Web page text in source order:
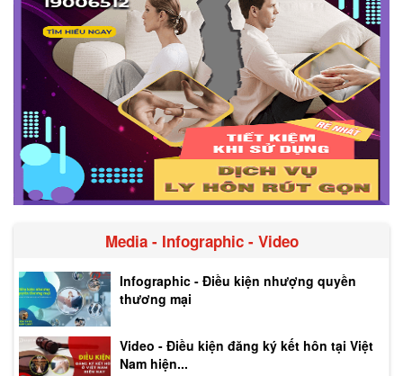
Media - Infographic - Video
Infographic - Điều kiện nhượng quyền
thương mại
Video - Điều kiện đăng ký kết hôn tại Việt
Nam hiện...